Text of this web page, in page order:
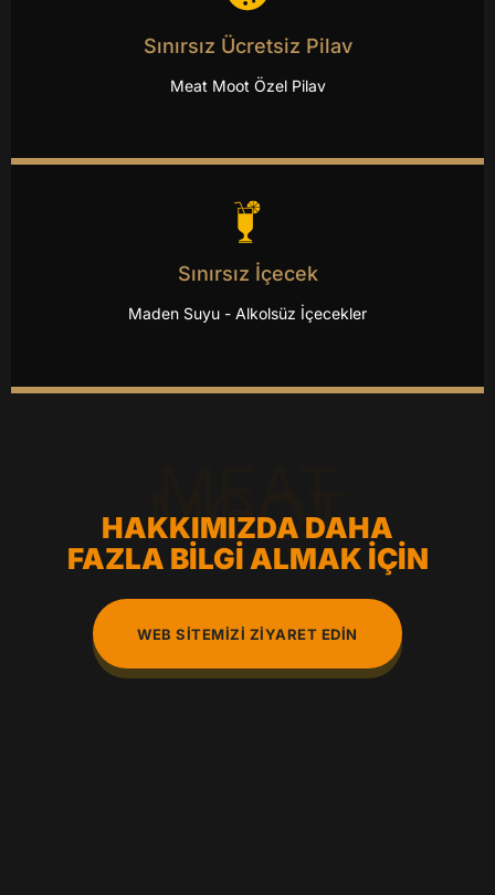
Sınırsız Ücretsiz Pilav
Meat Moot Özel Pilav
Sınırsız İçecek
Maden Suyu - Alkolsüz İçecekler
HAKKIMIZDA DAHA
FAZLA BILGI ALMAK İÇIN
MOOT
WEB SITEMIZI ZIYARET EDIN